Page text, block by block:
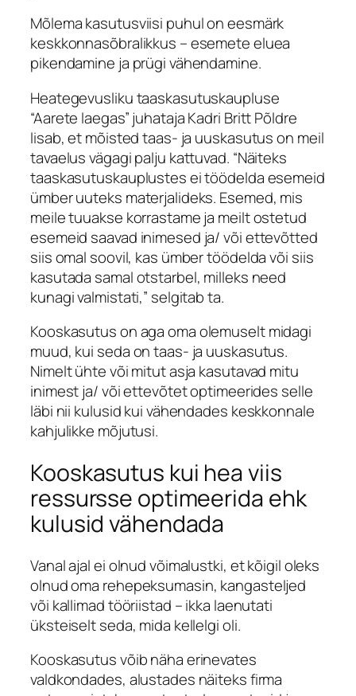
Mõlema kasutusviisi puhul on eesmärk
keskkonnasõbralikkus – esemete eluea
pikendamine ja prügi vähendamine.
Heategevusliku taaskasutuskaupluse
“Aarete laegas” juhataja Kadri Britt Põldre
lisab, et mõisted taas- ja uuskasutus on meil
tavaelus vägagi palju kattuvad. “Näiteks
taaskasutuskauplustes ei töödelda esemeid
ümber uuteks materjalideks. Esemed, mis
meile tuuakse korrastame ja meilt ostetud
esemeid saavad inimesed ja/ või ettevõtted
siis omal soovil, kas ümber töödelda või siis
kasutada samal otstarbel, milleks need
kunagi valmistati,” selgitab ta.
Kooskasutus on aga oma olemuselt midagi
muud, kui seda on taas- ja uuskasutus.
Nimelt ühte või mitut asja kasutavad mitu
inimest ja/ või ettevõtet optimeerides selle
läbi nii kulusid kui vähendades keskkonnale
kahjulikke mõjutusi.
Kooskasutus kui hea viis
ressursse optimeerida ehk
kulusid vähendada
Vanal ajal ei olnud võimalustki, et kõigil oleks
olnud oma rehepeksumasin, kangasteljed
või kallimad tööriistad – ikka laenutati
üksteiselt seda, mida kellelgi oli.
Kooskasutus võib näha erinevates
valdkondades, alustades näiteks firma